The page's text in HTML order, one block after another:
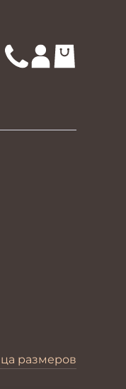
размеров